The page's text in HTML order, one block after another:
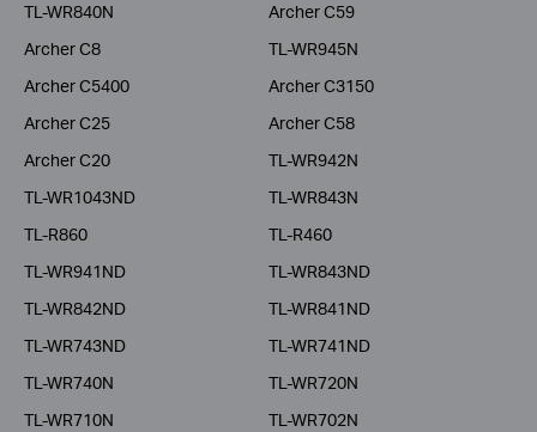
TL-WR840N
Archer C59
Archer C8
TL-WR945N
Archer C5400
Archer C3150
Archer C25
Archer C58
Archer C20
TL-WR942N
TL-WR1043ND
TL-WR843N
TL-R860
TL-R460
TL-WR941ND
TL-WR843ND
TL-WR842ND
TL-WR841ND
TL-WR743ND
TL-WR741ND
TL-WR740N
TL-WR720N
TL-WR710N
TL-WR702N